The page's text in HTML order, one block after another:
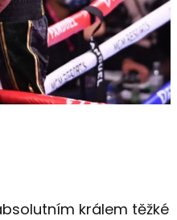
králem těžké